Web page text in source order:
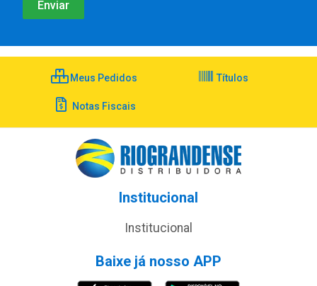
Meus Pedidos Títulos
Notas Fiscais
Institucional
Institucional
Baixe já nosso APP